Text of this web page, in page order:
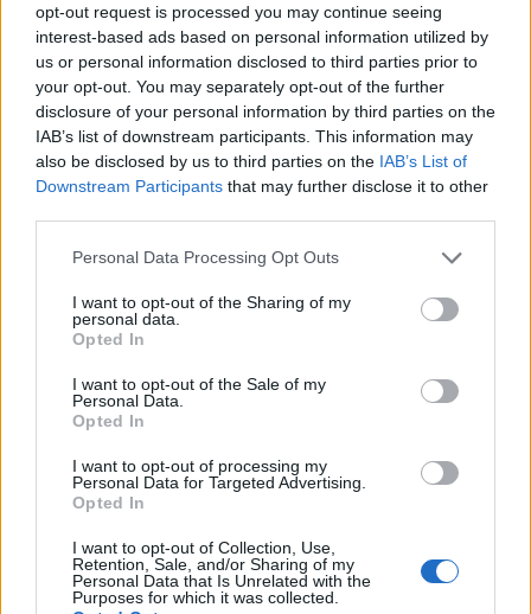
opt-out request is processed you may continue seeing
interest-based ads based on personal information utilized by
us or personal information disclosed to third parties prior to
your opt-out. You may separately opt-out of the further
disclosure of your personal information by third parties on the
IAB’s list of downstream participants. This information may
also be disclosed by us to third parties on the IAB’s List of
Downstream Participants that may further disclose it to other
Please note that this website/app uses one or more Google
not limited to your visit or usage behaviour. You may click to
grant or deny consent to Google and its third-party tags to
use your data for below specified purposes in below Google
consent section.
Personal Data Processing Opt Outs
I want to opt-out of the Sharing of my
personal data.
Opted In
I want to opt-out of the Sale of my
Personal Data.
Opted In
I want to opt-out of processing my
Personal Data for Targeted Advertising.
Opted In
I want to opt-out of Collection, Use,
Retention, Sale, and/or Sharing of my
Personal Data that Is Unrelated with the
Purposes for which it was collected.
Dimitris Mallas
Journalist CNN Greece
Dimitris Theofanous
Managing Director, eTURN
OmniCommerce
12:00 - 12:45
Opening - Welcome remarks
12:45 -